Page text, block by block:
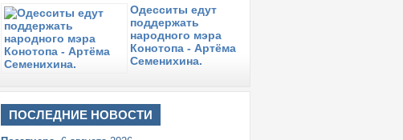
Одесситы едут
поддержать
народного мэра
Конотопа - Артёма
Семенихина.
ПОСЛЕДНИЕ НОВОСТИ